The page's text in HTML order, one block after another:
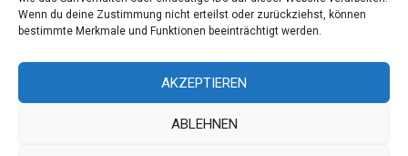
Wenn du deine Zustimmung nicht erteilst oder zurückziehst, können
bestimmte Merkmale und Funktionen beeinträchtigt werden.
AKZEPTIEREN
ABLEHNEN
Telefon: +49 511 89 880 494
Telefax: +49 511 89 880 495
info[at]aaroon.de